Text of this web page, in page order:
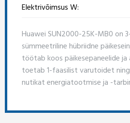
Elektrivõimsus W:
Huawei SUN2000-25K-MB0 on
sümmeetriline hübriidne
töötab koos päikesepaneelide ja
toetab 1-faasilist varutoidet
nutikat energiatootmise ja -